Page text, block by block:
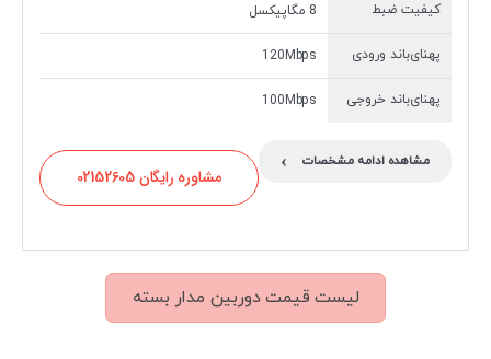
کیفیت ضبط 8 مگاپیکسل
پهنای‌باند ورودی 120Mbps
پهنای‌باند خروجی 100Mbps
مشاهده ادامه مشخصات ›
مشاوره رایگان 02152605
لیست قیمت دوربین مدار بسته